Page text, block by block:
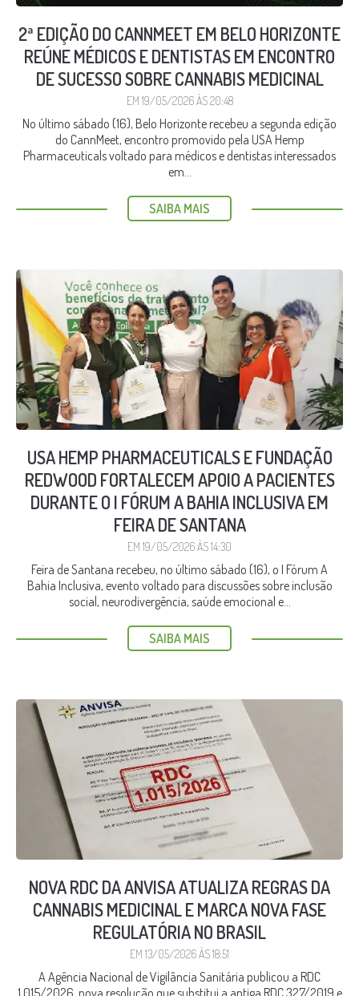
2ª EDIÇÃO DO CANNMEET EM BELO HORIZONTE
REÚNE MÉDICOS E DENTISTAS EM ENCONTRO
DE SUCESSO SOBRE CANNABIS MEDICINAL
EM 19/05/2026 ÀS 20:48
No último sábado (16), Belo Horizonte recebeu a segunda edição
do CannMeet, encontro promovido pela USA Hemp
Pharmaceuticals voltado para médicos e dentistas interessados
em...
SAIBA MAIS
USA HEMP PHARMACEUTICALS E FUNDAÇÃO
REDWOOD FORTALECEM APOIO A PACIENTES
DURANTE O I FÓRUM A BAHIA INCLUSIVA EM
FEIRA DE SANTANA
EM 19/05/2026 ÀS 14:30
Feira de Santana recebeu, no último sábado (16), o I Fórum A
Bahia Inclusiva, evento voltado para discussões sobre inclusão
social, neurodivergência, saúde emocional e...
SAIBA MAIS
NOVA RDC DA ANVISA ATUALIZA REGRAS DA
CANNABIS MEDICINAL E MARCA NOVA FASE
REGULATÓRIA NO BRASIL
EM 13/05/2026 ÀS 18:51
A Agência Nacional de Vigilância Sanitária publicou a RDC
1.015/2026, nova resolução que substitui a antiga RDC 327/2019 e